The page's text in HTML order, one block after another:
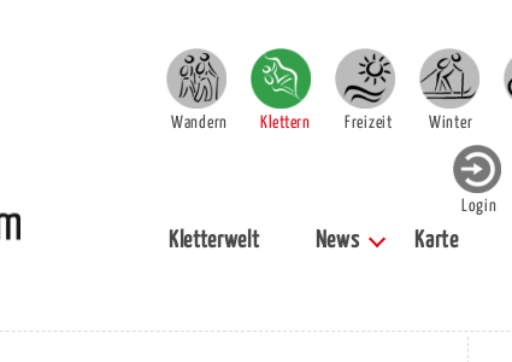
Wandern Klettern Freizeit Winter
Login
Kletterwelt News Karte